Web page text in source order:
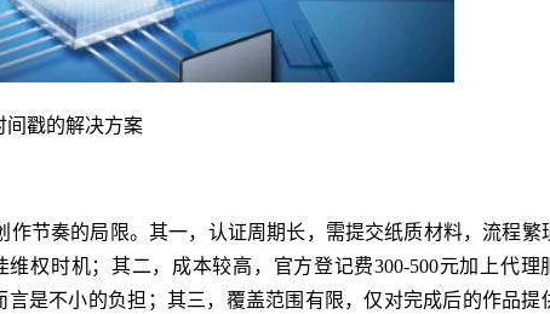
间戳的解决方案
节奏的局限。其一，认证周期长，需提交纸质材料，流程繁
权时机；其二，成本较高，官方登记费300-500元加上代理
言是不小的负担；其三，覆盖范围有限，仅对完成后的作品提